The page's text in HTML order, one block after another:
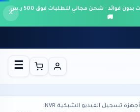
ادفع على 4 دفعات بدون فوائد · شحن مجاني للطلبات فوق 500 ر.س
🚚
×
☰
أجهزة تسجيل الفيديو الشبكية NVR
›